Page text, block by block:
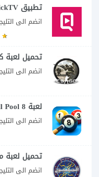
تطبيق QuickTV
تحميل لعبة
لعبة 8 Ball Pool للكمبيوتر
تحميل لعبة